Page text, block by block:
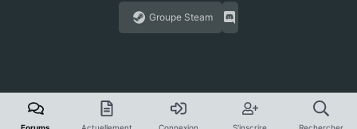
Groupe Steam